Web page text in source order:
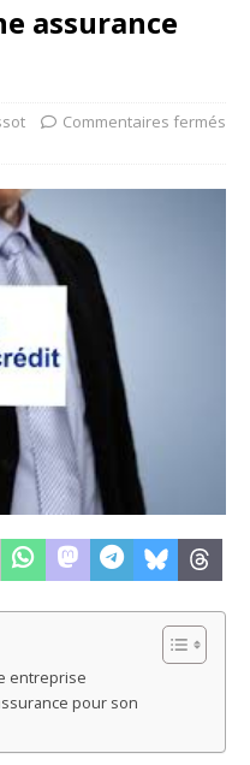
assurance
Commentaires fermés
entreprise
pour son